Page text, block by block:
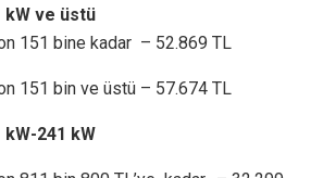
kW ve üstü
151 bine kadar – 52.869 TL
151 bin ve üstü – 57.674 TL
241 kW